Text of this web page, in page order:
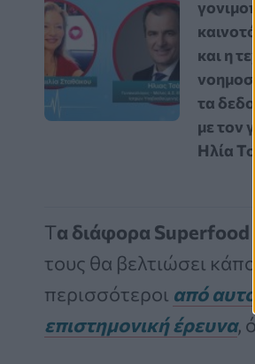
και η
τα
με τον
Ηλία
Τα διάφορα Superfood
τους θα βελτιώσει
περισσότεροι από
επιστημονική έρευνα,